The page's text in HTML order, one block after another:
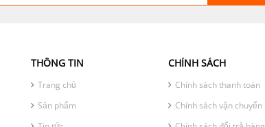
THÔNG TIN
Trang chủ
Sản phẩm
CHÍNH SÁCH
Chính sách thanh toán
Chính sách vận chuyển